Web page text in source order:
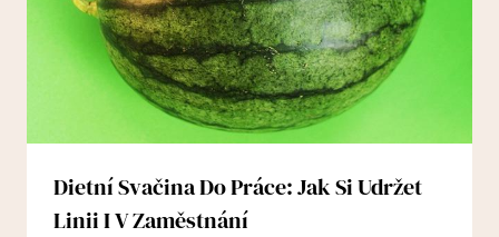
Dietní Svačina Do Práce: Jak Si Udržet
Linii I V Zaměstnání